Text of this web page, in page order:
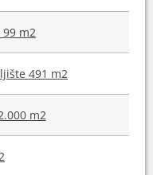
m2
491 m2
m2